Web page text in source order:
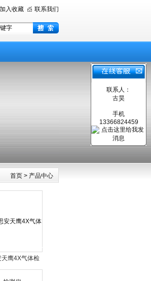
加入收藏 联系我们
首页 > 产品中心
天鹰4X气体检
测仪
联系人：
古昊
手机
13366824459